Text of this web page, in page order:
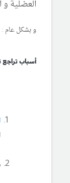
العضلية
و بشكل عام :
أسباب تراجع